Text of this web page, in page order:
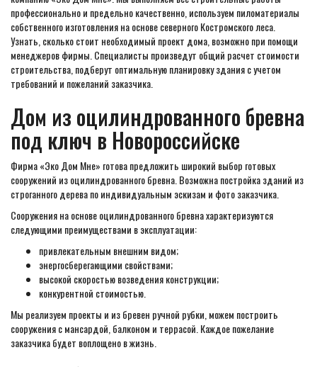
профессионально и предельно качественно, используем пиломатериалы
собственного изготовления на основе северного Костромского леса.
Узнать, сколько стоит необходимый проект дома, возможно при помощи
менеджеров фирмы. Специалисты произведут общий расчет стоимости
строительства, подберут оптимальную планировку здания с учетом
требований и пожеланий заказчика.
Дом из оцилиндрованного бревна
под ключ в Новороссийске
Фирма «Эко Дом Мне» готова предложить широкий выбор готовых
сооружений из оцилиндрованного бревна. Возможна постройка зданий из
строганного дерева по индивидуальным эскизам и фото заказчика.
Сооружения на основе оцилиндрованного бревна характеризуются
следующими преимуществами в эксплуатации:
привлекательным внешним видом;
энергосберегающими свойствами;
высокой скоростью возведения конструкции;
конкурентной стоимостью.
Мы реализуем проекты и из бревен ручной рубки, можем построить
сооружения с мансардой, балконом и террасой. Каждое пожелание
заказчика будет воплощено в жизнь.